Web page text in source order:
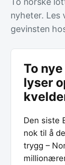
nyheter. Les
gevinsten
To
lyser
Den siste
nok til å
trygg –